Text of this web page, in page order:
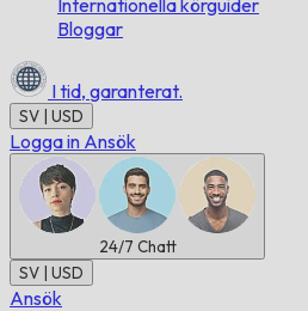
Internationella körguider
Bloggar
I tid, garanterat.
SV | USD
Logga in Ansök
24/7 Chatt
SV | USD
Ansök